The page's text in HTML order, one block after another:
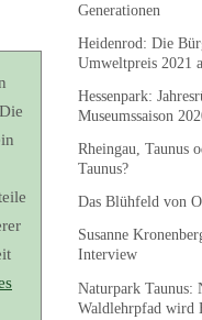
Generationen
Heidenrod: Die
Umweltpreis 2021
Hessenpark:
Museumssaison
Rheingau, Taunus
Taunus?
Das Blühfeld von
Susanne
Interview
Naturpark Taunus:
Waldlehrpfad wird